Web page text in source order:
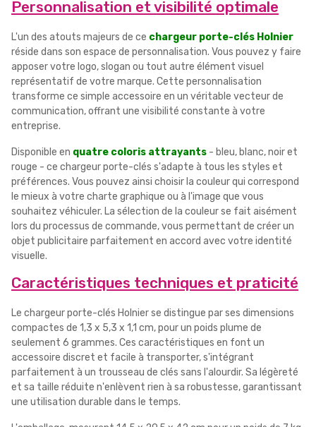
Personnalisation et visibilité optimale
L'un des atouts majeurs de ce chargeur porte-clés Holnier
réside dans son espace de personnalisation. Vous pouvez y faire
apposer votre logo, slogan ou tout autre élément visuel
représentatif de votre marque. Cette personnalisation
transforme ce simple accessoire en un véritable vecteur de
communication, offrant une visibilité constante à votre
entreprise.
Disponible en quatre coloris attrayants - bleu, blanc, noir et
rouge - ce chargeur porte-clés s'adapte à tous les styles et
préférences. Vous pouvez ainsi choisir la couleur qui correspond
le mieux à votre charte graphique ou à l'image que vous
souhaitez véhiculer. La sélection de la couleur se fait aisément
lors du processus de commande, vous permettant de créer un
objet publicitaire parfaitement en accord avec votre identité
visuelle.
Caractéristiques techniques et praticité
Le chargeur porte-clés Holnier se distingue par ses dimensions
compactes de 1,3 x 5,3 x 1,1 cm, pour un poids plume de
seulement 6 grammes. Ces caractéristiques en font un
accessoire discret et facile à transporter, s'intégrant
parfaitement à un trousseau de clés sans l'alourdir. Sa légèreté
et sa taille réduite n'enlèvent rien à sa robustesse, garantissant
une utilisation durable dans le temps.